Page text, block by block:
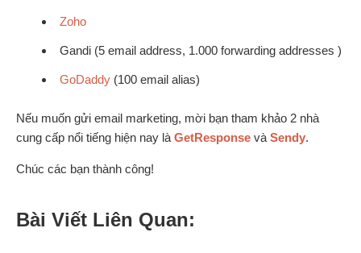
Zoho
Gandi (5 email address, 1.000 forwarding addresses )
GoDaddy (100 email alias)
Nếu muốn gửi email marketing, mời bạn tham khảo 2 nhà
cung cấp nổi tiếng hiện nay là GetResponse và Sendy.
Chúc các bạn thành công!
Bài Viết Liên Quan: